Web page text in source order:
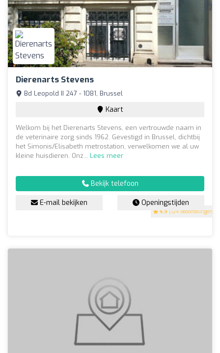
Dierenarts Stevens
4.9 (124 beoordelingen)
Bd Leopold II 247 - 1081, Brussel
Kaart
Welkom bij het Dierenarts Stevens, een vertrouwde naam in
de veterinaire zorg sinds 1962. Gevestigd in Brussel, dichtbij
het Simonis/Elisabeth metrostation, verwelkomen we al uw
kleine huisdieren. Onz... Lees meer
Bekijk telefoon
E-mail bekijken Openingstijden